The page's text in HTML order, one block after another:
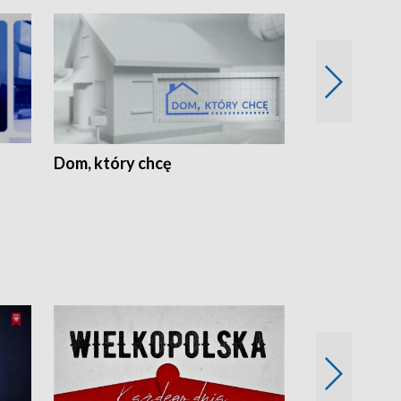
Dom, który chcę